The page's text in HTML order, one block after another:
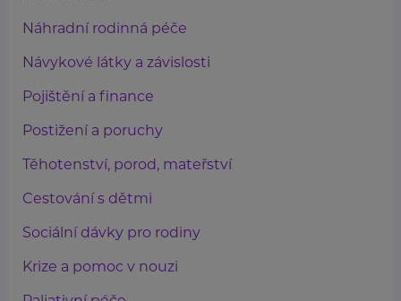
Náhradní rodinná péče
Návykové látky a závislosti
Pojištění a finance
Postižení a poruchy
Těhotenství, porod, mateřství
Cestování s dětmi
Sociální dávky pro rodiny
Krize a pomoc v nouzi